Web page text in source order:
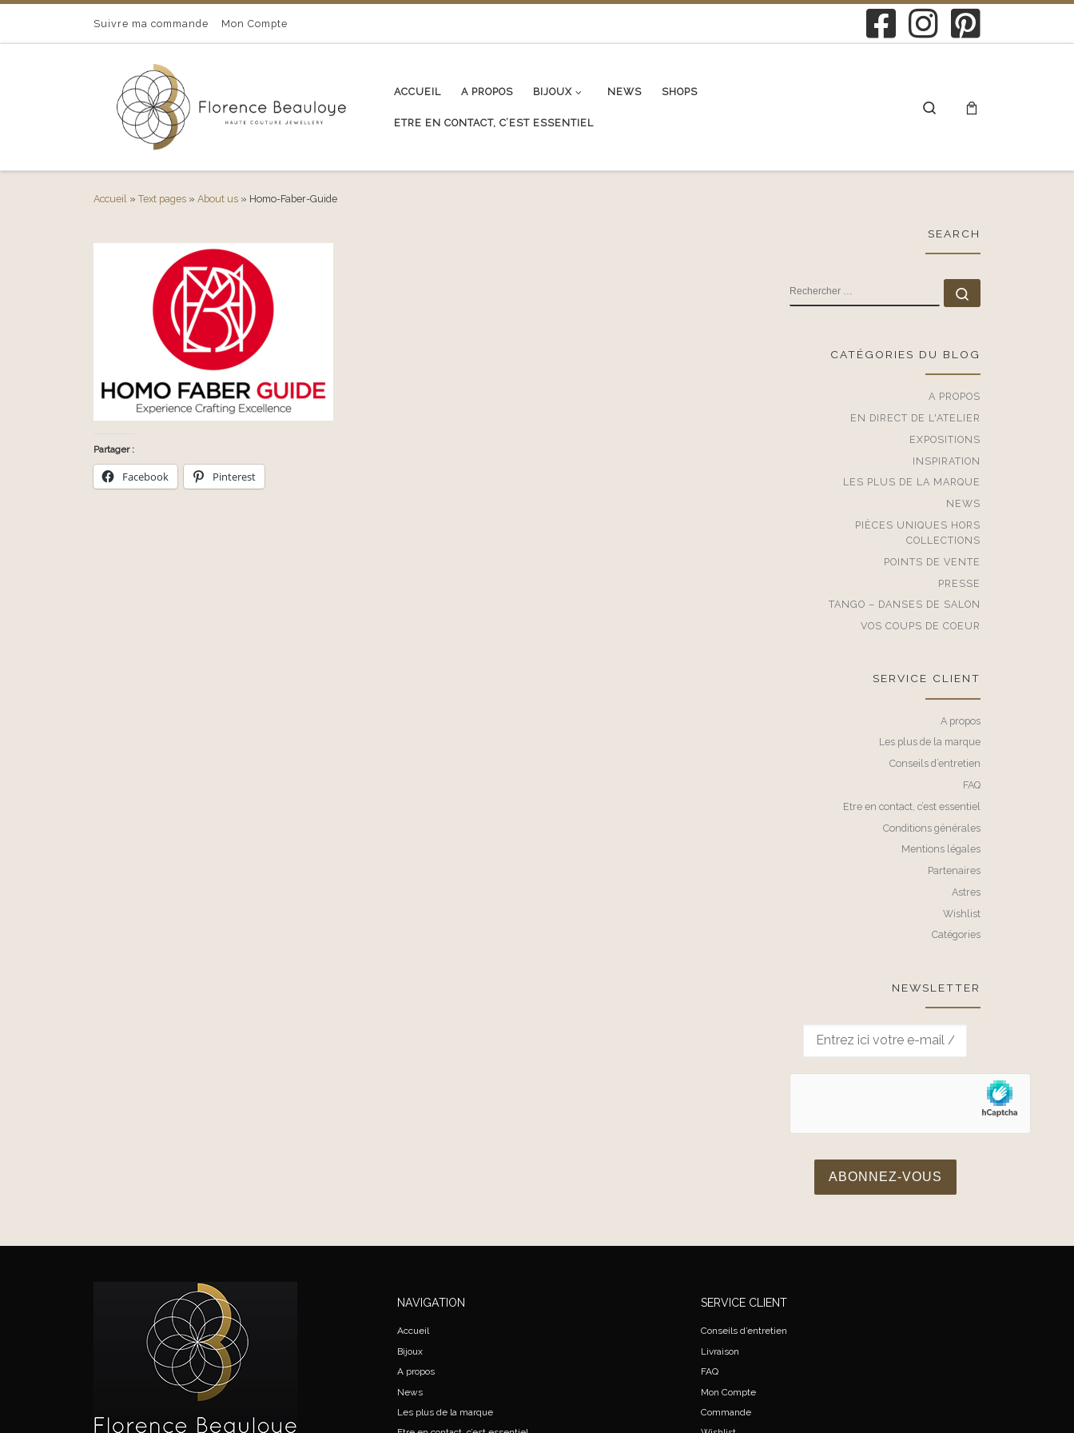
Passer au contenuSuivre ma commande Mon Compte
ACCUEIL A PROPOS BIJOUX NEWS SHOPS
ETRE EN CONTACT, C’EST ESSENTIEL
Search
Accueil » Text pages » About us » Homo-Faber-Guide
Partager :
Facebook Pinterest
SEARCH
RECHERCHER
CATÉGORIES DU BLOG
A PROPOS
EN DIRECT DE L'ATELIER
EXPOSITIONS
INSPIRATION
LES PLUS DE LA MARQUE
NEWS
PIÈCES UNIQUES HORS
COLLECTIONS
POINTS DE VENTE
PRESSE
TANGO – DANSES DE SALON
VOS COUPS DE COEUR
SERVICE CLIENT
A propos
Les plus de la marque
Conseils d’entretien
FAQ
Etre en contact, c’est essentiel
Conditions générales
Mentions légales
Partenaires
Astres
Wishlist
Catégories
NEWSLETTER
NAVIGATION
Accueil
Bijoux
A propos
News
Les plus de la marque
SERVICE CLIENT
Conseils d’entretien
Livraison
FAQ
Mon Compte
Commande